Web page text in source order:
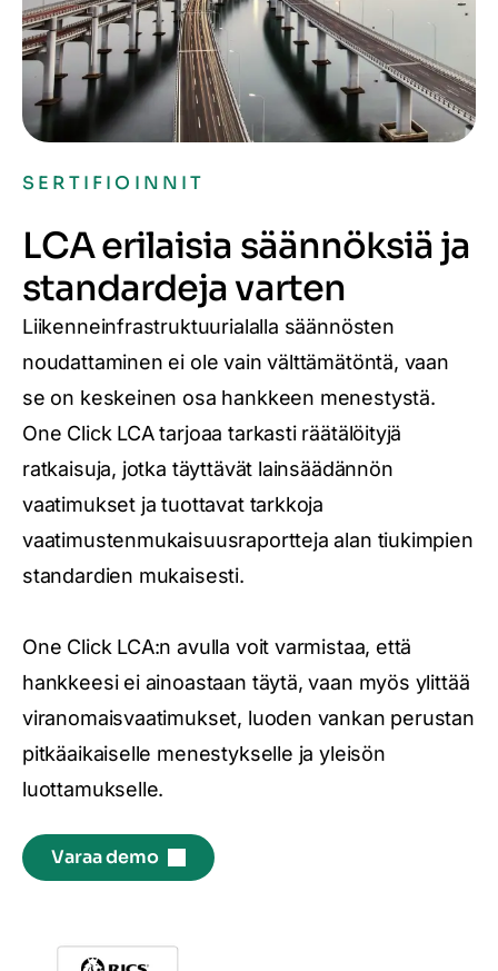
SERTIFIOINNIT
LCA erilaisia säännöksiä ja
standardeja varten
Liikenneinfrastruktuurialalla säännösten
noudattaminen ei ole vain välttämätöntä, vaan
se on keskeinen osa hankkeen menestystä.
One Click LCA tarjoaa tarkasti räätälöityjä
ratkaisuja, jotka täyttävät lainsäädännön
vaatimukset ja tuottavat tarkkoja
vaatimustenmukaisuusraportteja alan tiukimpien
standardien mukaisesti.
One Click LCA:n avulla voit varmistaa, että
hankkeesi ei ainoastaan täytä, vaan myös ylittää
viranomaisvaatimukset, luoden vankan perustan
pitkäaikaiselle menestykselle ja yleisön
luottamukselle.
Varaa demo